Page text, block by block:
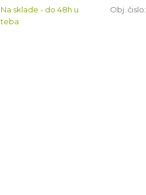
Na sklade - do 48h u
teba
Obj. čislo: